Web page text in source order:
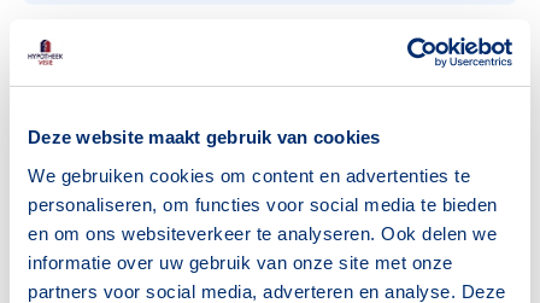
Deze website maakt gebruik van cookies
We gebruiken cookies om content en advertenties te
personaliseren, om functies voor social media te bieden
en om ons websiteverkeer te analyseren. Ook delen we
informatie over uw gebruik van onze site met onze
partners voor social media, adverteren en analyse. Deze
Huishoudens
Alleenwonend
Gezin zonder kinderen
126
Gezin met kinderen
148
Bron: CBS